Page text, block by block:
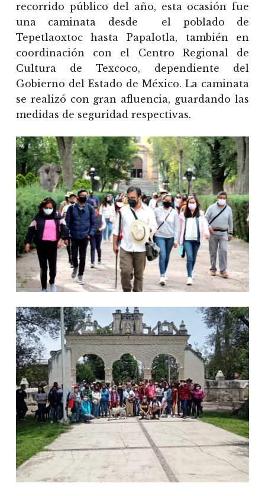
recorrido público del año, esta ocasión fue
una caminata desde el poblado de
Tepetlaoxtoc hasta Papalotla, también en
coordinación con el Centro Regional de
Cultura de Texcoco, dependiente del
Gobierno del Estado de México. La caminata
se realizó con gran afluencia, guardando las
medidas de seguridad respectivas.